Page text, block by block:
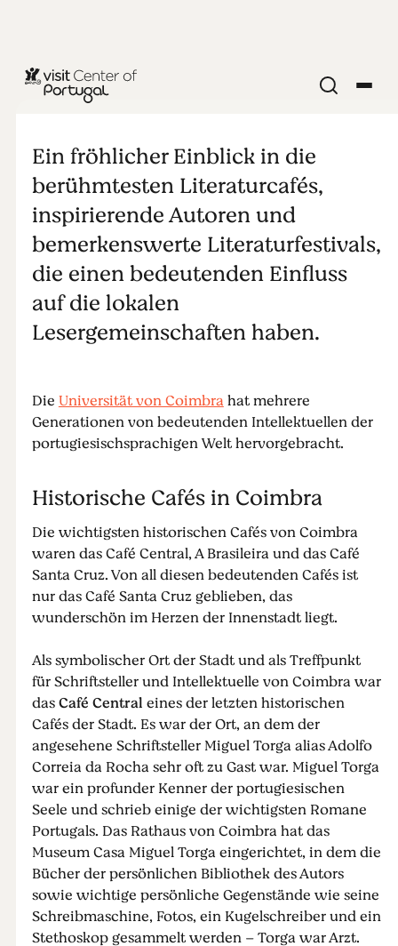
KUNST UND KULTUR
Die Cafés der
Literaten, die
Schriftsteller
& die
literarischen
Festivals
Ein fröhlicher Einblick in die
berühmtesten Literaturcafés,
inspirierende Autoren und
bemerkenswerte Literaturfestivals,
die einen bedeutenden Einfluss
auf die lokalen
Lesergemeinschaften haben.
DieUniversität von Coimbrahat mehrere
Generationen von bedeutenden Intellektuellen der
portugiesischsprachigen Welt hervorgebracht.
Historische Cafés in Coimbra
Die wichtigsten historischen Cafés von Coimbra
waren das Café Central, A Brasileira und das Café
Santa Cruz. Von all diesen bedeutenden Cafés ist
nur das Café Santa Cruz geblieben, das
wunderschön im Herzen der Innenstadt liegt.
Als symbolischer Ort der Stadt und als Treffpunkt
für Schriftsteller und Intellektuelle von Coimbra war
dasCafé Central eines der letzten historischen
Cafés der Stadt. Es war der Ort, an dem der
angesehene Schriftsteller Miguel Torga alias Adolfo
Correia da Rocha sehr oft zu Gast war. Miguel Torga
war ein profunder Kenner der portugiesischen
Seele und schrieb einige der wichtigsten Romane
Portugals. Das Rathaus von Coimbra hat das
Museum Casa Miguel Torga eingerichtet, in dem die
Bücher der persönlichen Bibliothek des Autors
sowie wichtige persönliche Gegenstände wie seine
Schreibmaschine, Fotos, ein Kugelschreiber und ein
Stethoskop gesammelt werden – Torga war Arzt.